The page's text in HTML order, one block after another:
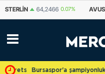
STERLIN 64,2466 0.07%
Bursaspor'a